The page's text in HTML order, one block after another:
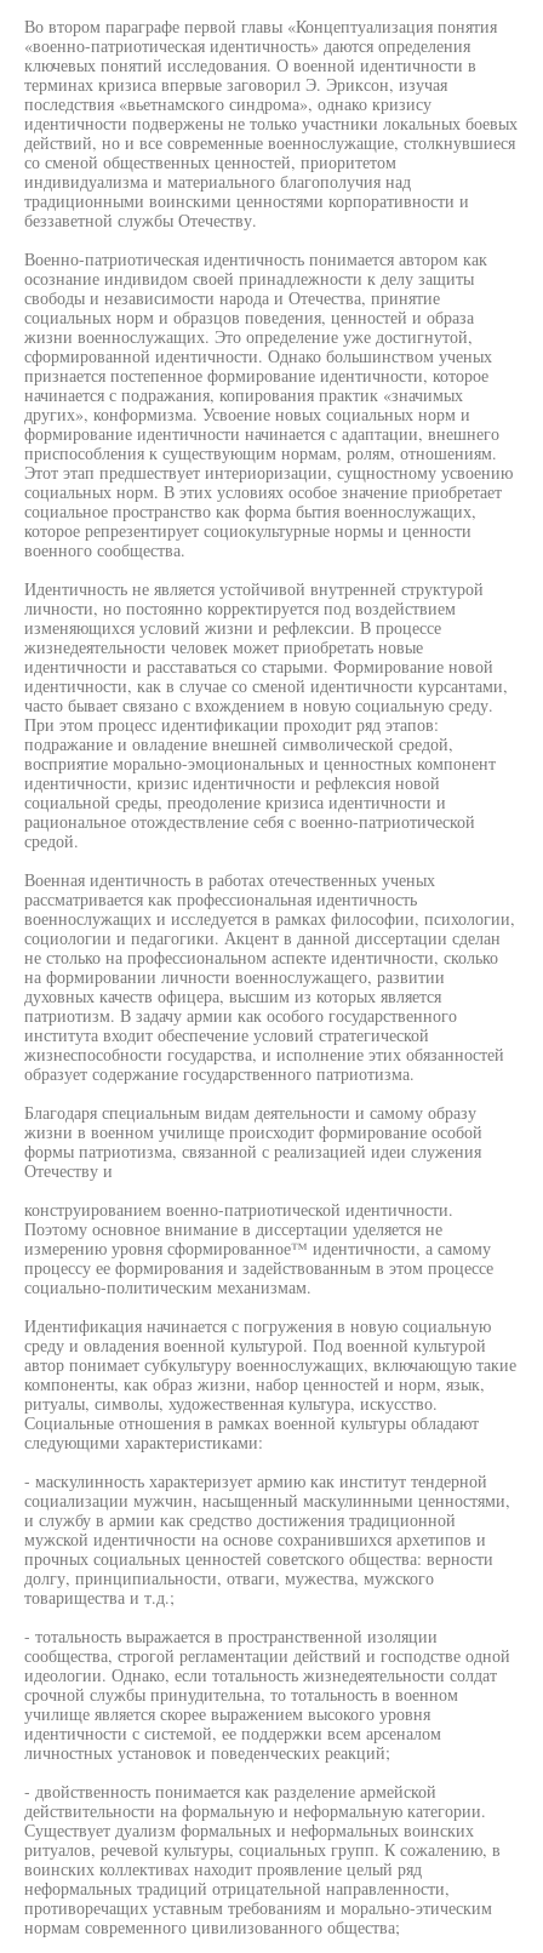
Во втором параграфе первой главы «Концептуализация понятия
«военно-патриотическая идентичность» даются определения
ключевых понятий исследования. О военной идентичности в
терминах кризиса впервые заговорил Э. Эриксон, изучая
последствия «вьетнамского синдрома», однако кризису
идентичности подвержены не только участники локальных боевых
действий, но и все современные военнослужащие, столкнувшиеся
со сменой общественных ценностей, приоритетом
индивидуализма и материального благополучия над
традиционными воинскими ценностями корпоративности и
беззаветной службы Отечеству.
Военно-патриотическая идентичность понимается автором как
осознание индивидом своей принадлежности к делу защиты
свободы и независимости народа и Отечества, принятие
социальных норм и образцов поведения, ценностей и образа
жизни военнослужащих. Это определение уже достигнутой,
сформированной идентичности. Однако большинством ученых
признается постепенное формирование идентичности, которое
начинается с подражания, копирования практик «значимых
других», конформизма. Усвоение новых социальных норм и
формирование идентичности начинается с адаптации, внешнего
приспособления к существующим нормам, ролям, отношениям.
Этот этап предшествует интериоризации, сущностному усвоению
социальных норм. В этих условиях особое значение приобретает
социальное пространство как форма бытия военнослужащих,
которое репрезентирует социокультурные нормы и ценности
военного сообщества.
Идентичность не является устойчивой внутренней структурой
личности, но постоянно корректируется под воздействием
изменяющихся условий жизни и рефлексии. В процессе
жизнедеятельности человек может приобретать новые
идентичности и расставаться со старыми. Формирование новой
идентичности, как в случае со сменой идентичности курсантами,
часто бывает связано с вхождением в новую социальную среду.
При этом процесс идентификации проходит ряд этапов:
подражание и овладение внешней символической средой,
восприятие морально-эмоциональных и ценностных компонент
идентичности, кризис идентичности и рефлексия новой
социальной среды, преодоление кризиса идентичности и
рациональное отождествление себя с военно-патриотической
средой.
Военная идентичность в работах отечественных ученых
рассматривается как профессиональная идентичность
военнослужащих и исследуется в рамках философии, психологии,
социологии и педагогики. Акцент в данной диссертации сделан
не столько на профессиональном аспекте идентичности, сколько
на формировании личности военнослужащего, развитии
духовных качеств офицера, высшим из которых является
патриотизм. В задачу армии как особого государственного
института входит обеспечение условий стратегической
жизнеспособности государства, и исполнение этих обязанностей
образует содержание государственного патриотизма.
Благодаря специальным видам деятельности и самому образу
жизни в военном училище происходит формирование особой
формы патриотизма, связанной с реализацией идеи служения
Отечеству и
конструированием военно-патриотической идентичности.
Поэтому основное внимание в диссертации уделяется не
измерению уровня сформированное™ идентичности, а самому
процессу ее формирования и задействованным в этом процессе
социально-политическим механизмам.
Идентификация начинается с погружения в новую социальную
среду и овладения военной культурой. Под военной культурой
автор понимает субкультуру военнослужащих, включающую такие
компоненты, как образ жизни, набор ценностей и норм, язык,
ритуалы, символы, художественная культура, искусство.
Социальные отношения в рамках военной культуры обладают
следующими характеристиками:
- маскулинность характеризует армию как институт тендерной
социализации мужчин, насыщенный маскулинными ценностями,
и службу в армии как средство достижения традиционной
мужской идентичности на основе сохранившихся архетипов и
прочных социальных ценностей советского общества: верности
долгу, принципиальности, отваги, мужества, мужского
товарищества и т.д.;
- тотальность выражается в пространственной изоляции
сообщества, строгой регламентации действий и господстве одной
идеологии. Однако, если тотальность жизнедеятельности солдат
срочной службы принудительна, то тотальность в военном
училище является скорее выражением высокого уровня
идентичности с системой, ее поддержки всем арсеналом
личностных установок и поведенческих реакций;
- двойственность понимается как разделение армейской
действительности на формальную и неформальную категории.
Существует дуализм формальных и неформальных воинских
ритуалов, речевой культуры, социальных групп. К сожалению, в
воинских коллективах находит проявление целый ряд
неформальных традиций отрицательной направленности,
противоречащих уставным требованиям и морально-этическим
нормам современного цивилизованного общества;